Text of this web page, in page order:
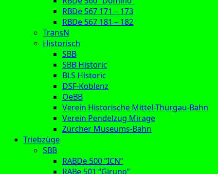
RBDe 567 171 – 173
RBDe 567 181 – 182
TransN
Historisch
SBB
SBB Historic
BLS Historic
DSF-Koblenz
OeBB
Verein Historische Mittel-Thurgau-Bahn
Verein Pendelzug Mirage
Zürcher Museums-Bahn
Triebzüge
SBB
RABDe 500 “ICN”
RABe 501 “Giruno”